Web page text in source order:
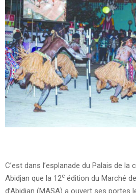
C’est dans l’esplanade du Palais de la
Abidjan que la 12e édition du Marché
d’Abidjan (MASA) a ouvert ses portes